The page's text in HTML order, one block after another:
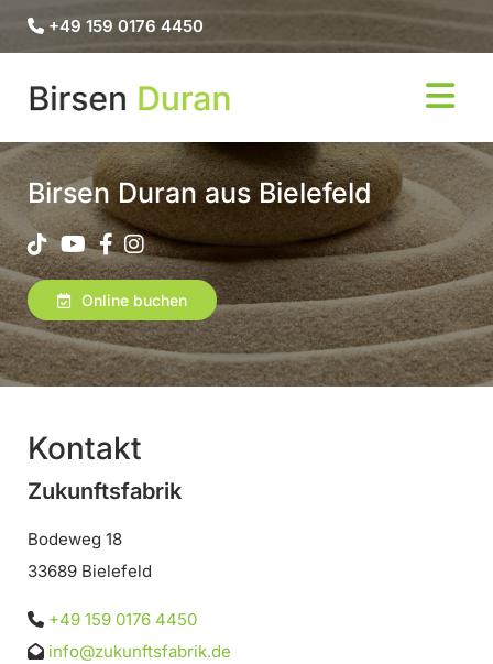
 +49 159 0176 4450
Birsen Duran aus Bielefeld
   
Online buchen
Kontakt
Zukunftsfabrik
Bodeweg 18
33689 Bielefeld
 +49 159 0176 4450
 info@zukunftsfabrik.de